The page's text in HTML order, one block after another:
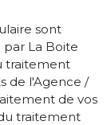
sont
par La Boite
traitement
de l'Agence /
de vos
traitement